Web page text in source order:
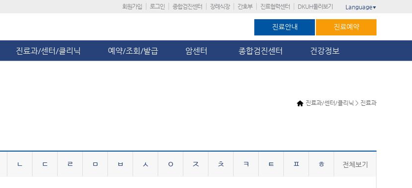
회원가입 로그인 종합검진센터 장례식장 간호부 진료협력센터 DKUH둘러보기 Language ▼
진료안내 진료예약
진료과/센터/클리닉 예약/조회/발급 암센터 종합검진센터 건강정보
진료과/센터/클리닉 > 진료과
ㄴ ㄷ ㄹ ㅁ ㅂ ㅅ ㅇ ㅈ ㅊ ㅋ ㅌ ㅍ ㅎ 전체보기